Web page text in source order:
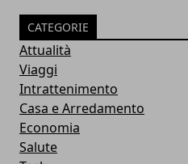
CATEGORIE
Attualità
Viaggi
Intrattenimento
Casa e Arredamento
Economia
Salute